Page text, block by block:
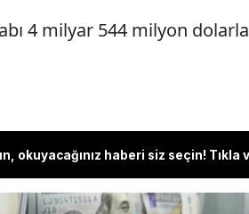
4 milyar 544 milyon
okuyacağınız haberi siz seçin! Tıkla